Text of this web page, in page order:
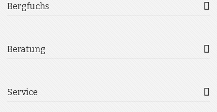
Bergfuchs
Beratung
Service